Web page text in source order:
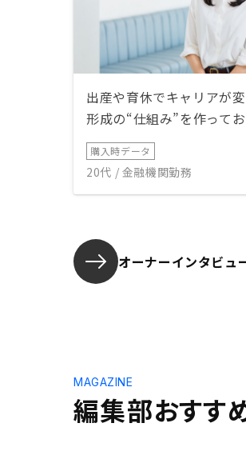
出産や育休でキャリアが
形成の“仕組み”を作ってお
購入時データ
20代 / 金融機関勤務
オーナーインタビュ
編集部おすす
MAGAZINE